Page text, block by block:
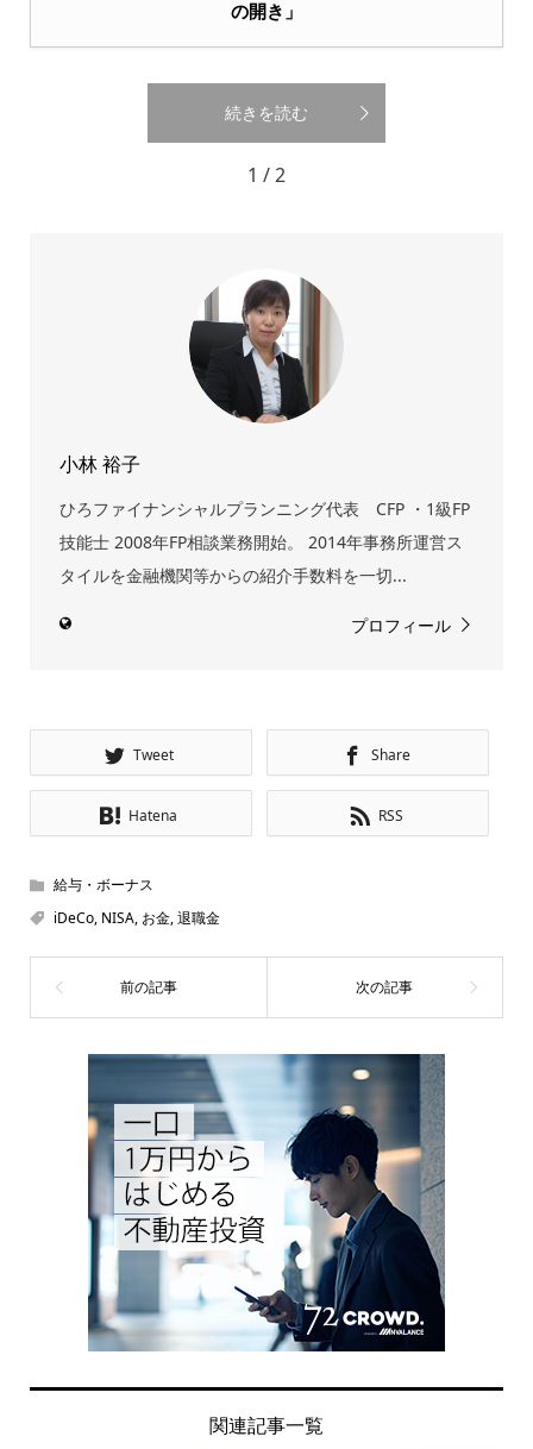
の開き」
続きを読む
1 / 2
小林 裕子
ひろファイナンシャルプランニング代表 CFP ・1級FP
技能士 2008年FP相談業務開始。 2014年事務所運営ス
タイルを金融機関等からの紹介手数料を一切...
プロフィール
Tweet Share
Hatena RSS
給与・ボーナス
iDeCo, NISA, お金,退職金
関連記事一覧